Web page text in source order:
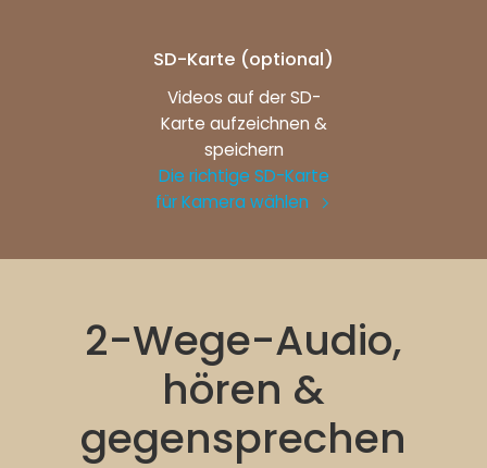
SD-Karte (optional)
Videos auf der SD-
Karte aufzeichnen &
speichern
Die richtige SD-Karte
für Kamera wählen
2-Wege-Audio,
hören &
gegensprechen